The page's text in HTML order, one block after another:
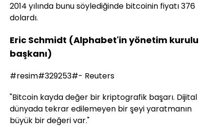
2014 yılında bunu söylediğinde bitcoinin fiyatı 376
dolardı.
Eric Schmidt (Alphabet'in yönetim kurulu
başkanı)
#resim#329253#- Reuters
"Bitcoin kayda değer bir kriptografik başarı. Dijital
dünyada tekrar edilemeyen bir şeyi yaratmanın
büyük bir değeri var."